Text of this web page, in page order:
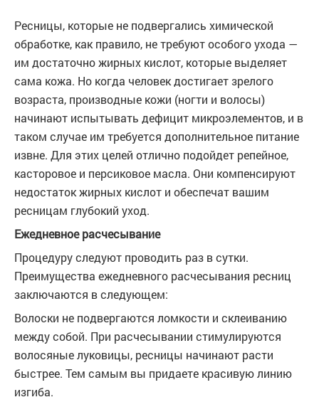
Ресницы, которые не подвергались химической
обработке, как правило, не требуют особого ухода —
им достаточно жирных кислот, которые выделяет
сама кожа. Но когда человек достигает зрелого
возраста, производные кожи (ногти и волосы)
начинают испытывать дефицит микроэлементов, и в
таком случае им требуется дополнительное питание
извне. Для этих целей отлично подойдет репейное,
касторовое и персиковое масла. Они компенсируют
недостаток жирных кислот и обеспечат вашим
ресницам глубокий уход.
Ежедневное расчесывание
Процедуру следуют проводить раз в сутки.
Преимущества ежедневного расчесывания ресниц
заключаются в следующем:
Волоски не подвергаются ломкости и склеиванию
между собой. При расчесывании стимулируются
волосяные луковицы, ресницы начинают расти
быстрее. Тем самым вы придаете красивую линию
изгиба.